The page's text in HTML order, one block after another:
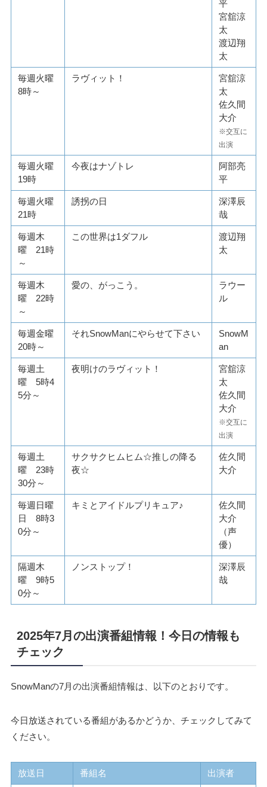
平
宮舘涼
太
渡辺翔
太
毎週火曜
8時～
ラヴィット！
宮舘涼
太
佐久間
大介
※交互に
出演
毎週火曜
19時
今夜はナゾトレ
阿部亮
平
毎週火曜
21時
誘拐の日
深澤辰
哉
毎週木
曜 21時
～
この世界は1ダフル
渡辺翔
太
毎週木
曜 22時
～
愛の、がっこう。
ラウー
ル
毎週金曜
20時～
それSnowManにやらせて下さい
SnowM
an
毎週土
曜 5時4
5分～
夜明けのラヴィット！
宮舘涼
太
佐久間
大介
※交互に
出演
毎週土
曜 23時
30分～
サクサクヒムヒム☆推しの降る
夜☆
佐久間
大介
毎週日曜
日 8時3
0分～
キミとアイドルプリキュア♪
佐久間
大介
（声
優）
隔週木
曜 9時5
0分～
ノンストップ！
深澤辰
哉
2025年7月の出演番組情報！今日の情報も
チェック
SnowManの7月の出演番組情報は、以下のとおりです。
今日放送されている番組があるかどうか、チェックしてみて
ください。
放送日 番組名 出演者